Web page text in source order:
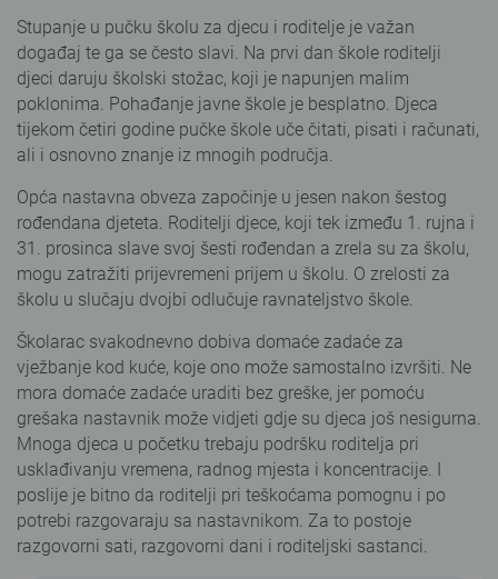
Stupanje u pučku školu za djecu i roditelje je važan
događaj te ga se često slavi. Na prvi dan škole roditelji
djeci daruju školski stožac, koji je napunjen malim
poklonima. Pohađanje javne škole je besplatno. Djeca
tijekom četiri godine pučke škole uče čitati, pisati i računati,
ali i osnovno znanje iz mnogih područja.
Opća nastavna obveza započinje u jesen nakon šestog
rođendana djeteta. Roditelji djece, koji tek između 1. rujna i
31. prosinca slave svoj šesti rođendan a zrela su za školu,
mogu zatražiti prijevremeni prijem u školu. O zrelosti za
školu u slučaju dvojbi odlučuje ravnateljstvo škole.
Školarac svakodnevno dobiva domaće zadaće za
vježbanje kod kuće, koje ono može samostalno izvršiti. Ne
mora domaće zadaće uraditi bez greške, jer pomoću
grešaka nastavnik može vidjeti gdje su djeca još nesigurna.
Mnoga djeca u početku trebaju podršku roditelja pri
usklađivanju vremena, radnog mjesta i koncentracije. I
poslije je bitno da roditelji pri teškoćama pomognu i po
potrebi razgovaraju sa nastavnikom. Za to postoje
razgovorni sati, razgovorni dani i roditeljski sastanci.